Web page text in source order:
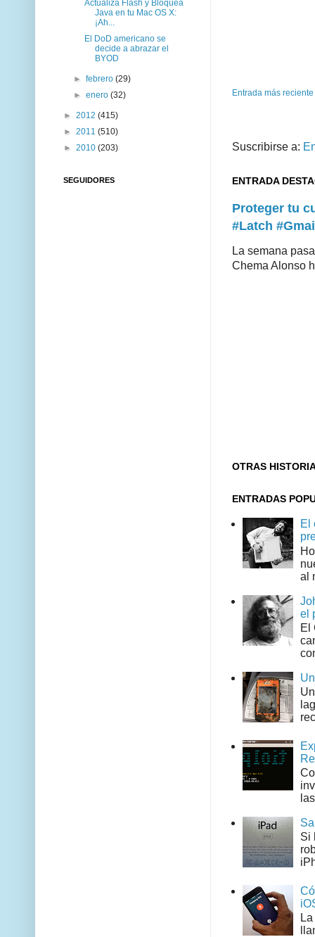
Entrada más reciente
Suscribirse a:
ENTRADA
Proteger tu
#Latch
La semana
Chema Alonso
OTRAS
ENTRADAS
El
al
el
El
Si
Actualiza Flash y Bloquea
Java en tu Mac OS X:
¡Ah...
El DoD americano se
decide a abrazar el
BYOD
►febrero(29)
►enero(32)
► 2012 (415)
► 2011 (510)
► 2010 (203)
SEGUIDORES